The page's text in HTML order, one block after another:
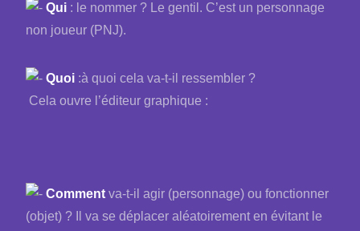
Qui : le nommer ? Le gentil. C’est un personnage
non joueur (PNJ).
Quoi :à quoi cela va-t-il ressembler ?
Cela ouvre l’éditeur graphique :
Comment va-t-il agir (personnage) ou fonctionner
(objet) ? Il va se déplacer aléatoirement en évitant le